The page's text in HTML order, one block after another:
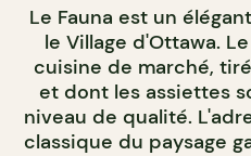
Le Fauna est un
le Village d'Ottawa.
cuisine de marché,
et dont les assiettes
niveau de qualité.
classique du paysage